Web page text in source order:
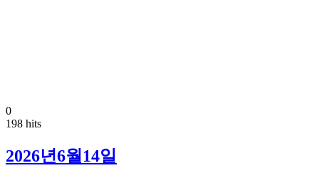
0
198 hits
2026년6월14일